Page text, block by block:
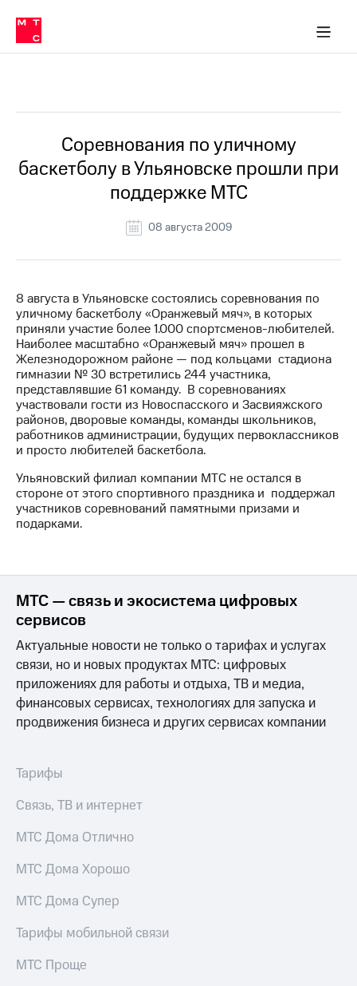
Медиа-центр
и акционерам
Устойчивое развитие
Комплаенс и деловая этика
компании
Карьера
История
компании
Руководство
информация
Контакты
Медиа-центр
Пресс-
релизы
МТС
о технологиях
Достижения
Интервью
Финансовая
отчетность
спикера
Корпоративное
управление
Корпоративный
секретарь
Раскрытие
информации
Собрания
Личный
акционера
капитал
и
Рынок
акций
в МТС
Пресс-
релизы
о технологиях
Соревнования по уличному
баскетболу в Ульяновске прошли при
поддержке МТС
08 августа 2009
8 августа в Ульяновске состоялись соревнования по
уличному баскетболу «Оранжевый мяч», в которых
приняли участие более 1.000 спортсменов-любителей.
Наиболее масштабно «Оранжевый мяч» прошел в
Железнодорожном районе — под кольцами стадиона
гимназии № 30 встретились 244 участника,
представлявшие 61 команду. В соревнованиях
участвовали гости из Новоспасского и Засвияжского
районов, дворовые команды, команды школьников,
работников администрации, будущих первоклассников
и просто любителей баскетбола.
Ульяновский филиал компании МТС не остался в
стороне от этого спортивного праздника и поддержал
участников соревнований памятными призами и
подарками.
МТС — связь и экосистема цифровых
сервисов
Актуальные новости не только о тарифах и услугах
связи, но и новых продуктах МТС: цифровых
приложениях для работы и отдыха, ТВ и медиа,
финансовых сервисах, технологиях для запуска и
продвижения бизнеса и других сервисах компании
Тарифы
Связь, ТВ и интернет
МТС Дома Отлично
МТС Дома Хорошо
МТС Дома Супер
Тарифы мобильной связи
МТС Проще